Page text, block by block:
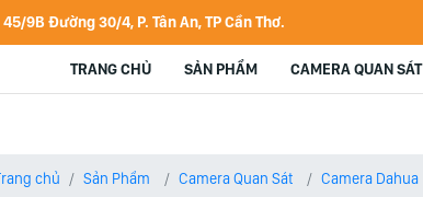
45/9B Đường 30/4, P. Tân An, TP Cần Thơ.
TRANG CHỦ SẢN PHẨM CAMERA QUAN SÁT
chủ Sản Phẩm Camera Quan Sát Camera Dahua